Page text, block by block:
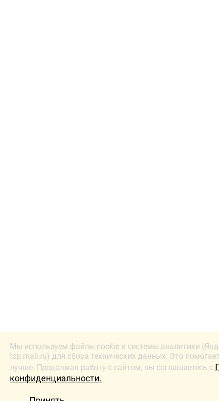
Мы используем файлы cookie и системы аналитики
top.mail.ru) для сбора технических данных. Это
лучше. Продолжая работу с сайтом, вы соглашаетесь с
конфиденциальности.